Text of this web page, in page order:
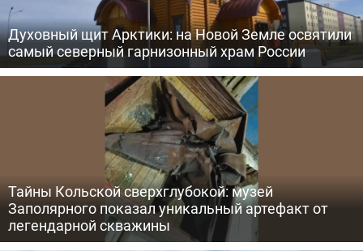
Духовный щит Арктики: на Новой Земле освятили
самый северный гарнизонный храм России
Тайны Кольской сверхглубокой: музей
Заполярного показал уникальный артефакт от
легендарной скважины